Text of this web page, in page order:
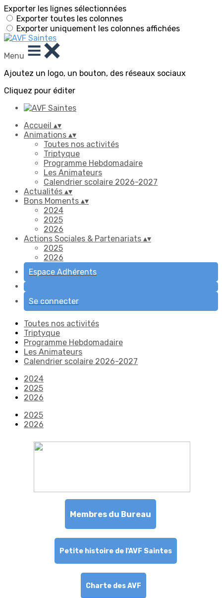
Exporter les lignes sélectionnées
Exporter toutes les colonnes
Exporter uniquement les colonnes affichées
Menu
Ajoutez un logo, un bouton, des réseaux sociaux
Cliquez pour éditer
Accueil ▴▾
Animations ▴▾
Toutes nos activités
Triptyque
Programme Hebdomadaire
Les Animateurs
Calendrier scolaire 2026-2027
Actualités ▴▾
Bons Moments ▴▾
2024
2025
2026
Actions Sociales & Partenariats ▴▾
2025
2026
Espace Adhérents
Se connecter
Toutes nos activités
Triptyque
Programme Hebdomadaire
Les Animateurs
Calendrier scolaire 2026-2027
2024
2025
2026
2025
2026
Membres du Bureau
Petite histoire de l'AVF Saintes
Charte des AVF